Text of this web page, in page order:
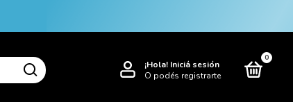
¡Hola! Iniciá sesión
O podés registrarte
0